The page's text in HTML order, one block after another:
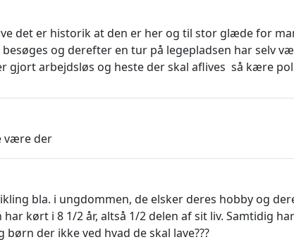
det er historik at den er her og til stor glæde for
og derefter en tur på legepladsen har selv
gjort arbejdsløs og heste der skal aflives så kære
være der
bla. i ungdommen, de elsker deres hobby og
kørt i 8 1/2 år, altså 1/2 delen af sit liv. Samtidig
der ikke ved hvad de skal lave???